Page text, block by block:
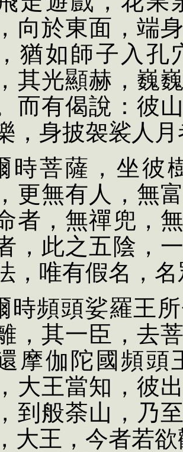
向於東面，端
猶如師子入孔
其光顯赫，巍
而有偈說：彼
，身披袈裟人
時菩薩，坐彼
更無有人，無
者，無禪兜，
，此之五陰，
，唯有假名，
時頻頭娑羅王
，其一臣，去
摩伽陀國頻頭
大王當知，彼
到般荼山，乃
大王，今者若